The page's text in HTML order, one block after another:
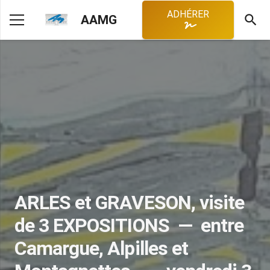
AAMG ADHÉRER search
ARLES et GRAVESON, visite
de 3 EXPOSITIONS — entre
Camargue, Alpilles et